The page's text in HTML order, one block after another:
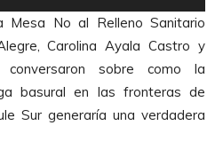
Mesa No al Relleno Sanitario
Carolina Ayala Castro y
sobre como la
basural en las fronteras de
Sur generaría una verdadera